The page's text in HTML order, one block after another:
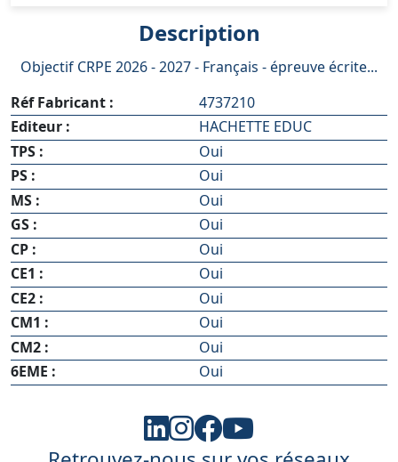
Description
Objectif CRPE 2026 - 2027 - Français - épreuve écrite...
Réf Fabricant :
4737210
Editeur :
HACHETTE EDUC
TPS :
Oui
PS :
Oui
MS :
Oui
GS :
Oui
CP :
Oui
CE1 :
Oui
CE2 :
Oui
CM1 :
Oui
CM2 :
Oui
6EME :
Oui